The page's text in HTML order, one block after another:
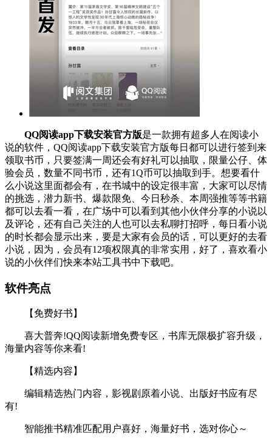
QQ阅读app下载安装官方版是一款拥有超多人在阅读小
说的软件，QQ阅读app下载安装官方版每日都可以进行签到来
领取书币，只要签满一周还会有好礼可以抽取，限量公仔、体
验会员，数量不同书币，还有1Q币可以抽取到手。想要看什
么小说这里面都会有，在书城中的设定很丰富，大家可以尽情
的挑选，潜力新书、爆款限免、今日秒杀、本周强推等等书籍
都可以去看一看，在广场中可以看到其他小伙伴分享的小说以
及评论，还有自己关注的人也可以去私聊打招呼，每日看小说
的时长都会显示出来，要是大家有会员的话，可以更好的去看
小说，因为，会员有12项权限真的非常实用，好了，喜欢看小
说的小伙伴们快来本站工具书中下载吧。
软件亮点
【免费好书】
喜大普奔!QQ阅读新增免费专区，书库无限极扩容升级，
海量内容等你来看!
【精选内容】
编辑精选热门内容，影视剧原着小说、出版好书应有尽
有!
智能推书精准匹配用户喜好，海量好书，选对你心～